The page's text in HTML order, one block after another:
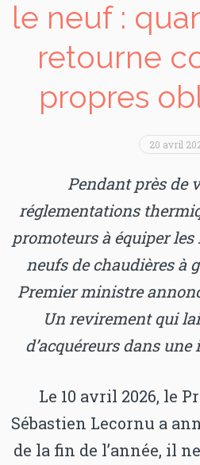
le neuf :
retourne
propres
20 avril
Pendant près de
réglementations
promoteurs à équiper
neufs de chaudières à
Premier ministre
Un revirement qui
d’acquéreurs dans une
Le 10 avril 2026, le
Sébastien Lecornu a
de la fin de l’année, il